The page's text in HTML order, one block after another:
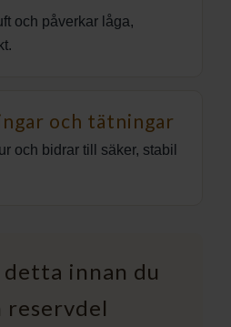
och påverkar låga,
och tätningar
och bidrar till säker, stabil
innan du
reservdel